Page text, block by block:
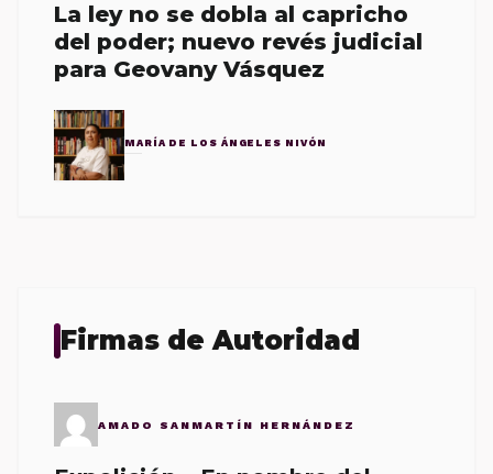
La ley no se dobla al capricho
del poder; nuevo revés judicial
para Geovany Vásquez
MARÍA DE LOS ÁNGELES NIVÓN
Firmas de Autoridad
AMADO SANMARTÍN HERNÁNDEZ